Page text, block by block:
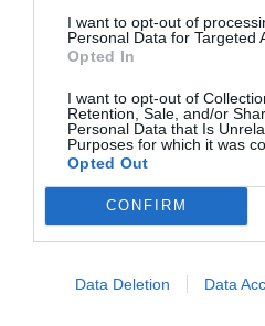
I want to opt-out of
Personal Data for Targeted
Opted In
I want to opt-out of
Retention, Sale, and/or
Personal Data that Is
Purposes for which it was
Opted Out
CONFIRM
Data Deletion Data
en cuenta", apuntan.
AñadirVIA Empresa
de Google de forma
Mantente informado con las
actualidad
ACTIVAR AHORA